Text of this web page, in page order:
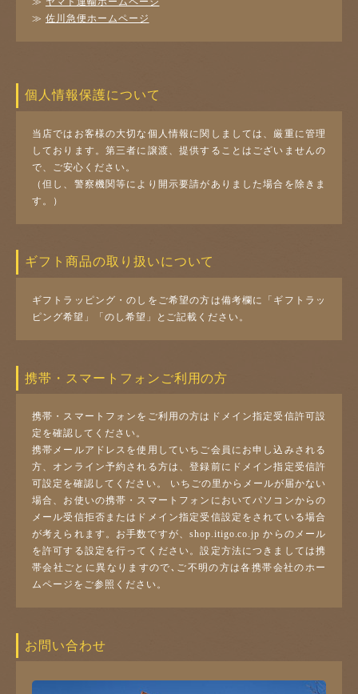
≫ 佐川急便ホームページ
個人情報保護について
当店ではお客様の大切な個人情報に関しましては、厳重に管理
しております。第三者に譲渡、提供することはございませんの
で、ご安心ください。
（但し、警察機関等により開示要請がありました場合を除きま
す。）
ギフト商品の取り扱いについて
ギフトラッピング・のしをご希望の方は備考欄に「ギフトラッ
ピング希望」「のし希望」とご記載ください。
携帯・スマートフォンご利用の方
携帯・スマートフォンをご利用の方はドメイン指定受信許可設
定を確認してください。
携帯メールアドレスを使用していちご会員にお申し込みされる
方、オンライン予約される方は、登録前にドメイン指定受信許
可設定を確認してください。 いちごの里からメールが届かない
場合、お使いの携帯・スマートフォンにおいてパソコンからの
メール受信拒否またはドメイン指定受信設定をされている場合
が考えられます。お手数ですが、shop.itigo.co.jp からのメール
を許可する設定を行ってください。設定方法につきましては携
帯会社ごとに異なりますので､ご不明の方は各携帯会社のホー
ムページをご参照ください。
お問い合わせ